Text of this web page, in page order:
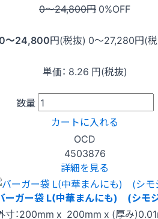
0〜24,800円 0%OFF
0〜24,800円(税抜) 0〜27,280円(
単価： 8.26 円(税抜)
数量
カートに入れる
OCD
4503876
詳細を見る
ーガー袋 L(中華まんにも) (シモ
寸：200mm x 200mm x (厚み